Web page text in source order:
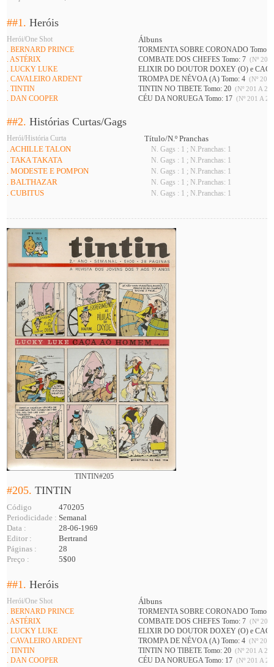
##1.Heróis
Herói/One Shot Álbuns
. BERNARD PRINCE
TORMENTA SOBRE CORONADO Tomo:
. ASTÉRIX
COMBATE DOS CHEFES Tomo: 7 (Nº 201
. LUCKY LUKE
ELIXIR DO DOUTOR DOXEY (O) e
. CAVALEIRO ARDENT
TROMPA DE NÉVOA (A) Tomo: 4 (Nº 201
. TINTIN TINTIN NO TIBETE Tomo: 20 (Nº 201 A
. DAN COOPER CÉU DA NORUEGA Tomo: 17 (Nº 201 A
##2.Histórias Curtas/Gags
Herói/História Curta
Título/N.º Pranchas
. ACHILLE TALON
N. Gags : 1 ; N.Pranchas: 1
. TAKA TAKATA N. Gags : 1 ; N.Pranchas: 1
. MODESTE E POMPON N. Gags : 1 ; N.Pranchas: 1
. BALTHAZAR N. Gags : 1 ; N.Pranchas: 1
. CUBITUS N. Gags : 1 ; N.Pranchas: 1
TINTIN#205
#205.TINTIN
Código
470205
Periodicidade : Semanal
Data :
28-06-1969
Editor :
Bertrand
Páginas :
28
Preço :
5$00
##1.Heróis
Herói/One Shot Álbuns
. BERNARD PRINCE
TORMENTA SOBRE CORONADO Tomo:
. ASTÉRIX
COMBATE DOS CHEFES Tomo: 7 (Nº 201
. LUCKY LUKE
ELIXIR DO DOUTOR DOXEY (O) e
. CAVALEIRO ARDENT
TROMPA DE NÉVOA (A) Tomo: 4 (Nº 201
. TINTIN TINTIN NO TIBETE Tomo: 20 (Nº 201 A
. DAN COOPER CÉU DA NORUEGA Tomo: 17 (Nº 201 A